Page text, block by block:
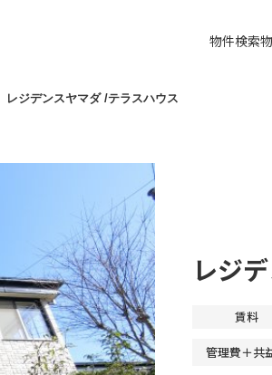
物件検索
レジデンスヤマダ /テラスハウス
レジ
賃料
管理費＋共